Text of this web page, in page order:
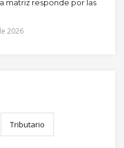
matriz responde por las
2026
Tributario